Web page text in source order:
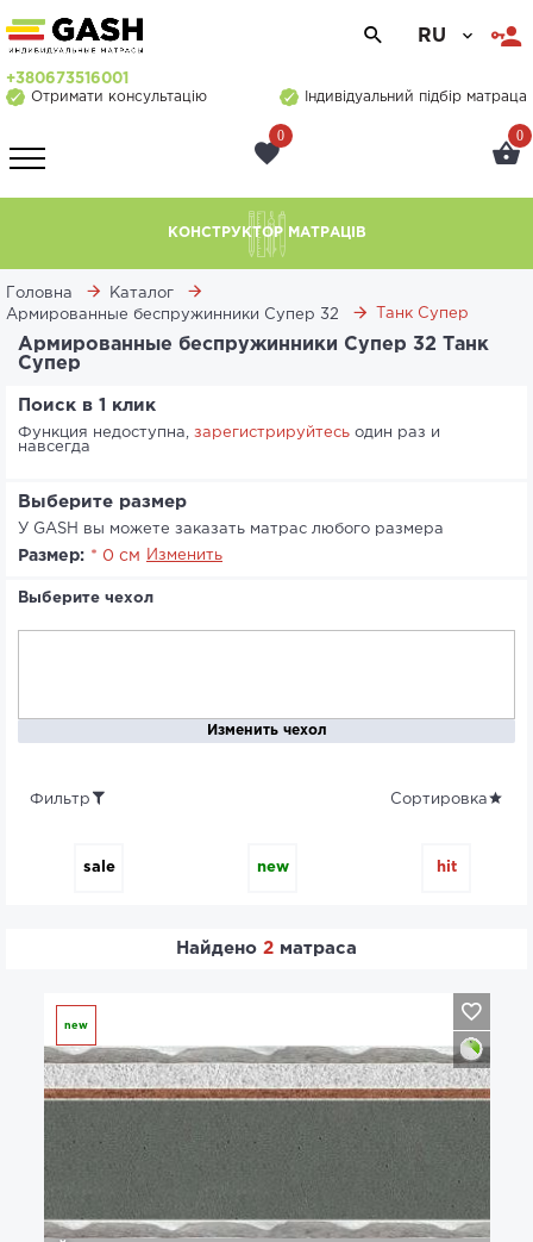
RU
+380673516001
Отримати консультацію
Індивідуальний підбір матраца
0 0
КОНСТРУКТОР МАТРАЦІВ
Головна
Каталог
Армированные беспружинники Супер 32
Танк Супер
Армированные беспружинники Супер 32 Танк
Супер
Поиск в 1 клик
Функция недоступна, зарегистрируйтесь один раз и
навсегда
Выберите размер
У GASH вы можете заказать матрас любого размера
Размер: * 0 см Изменить
Выберите чехол
Изменить чехол
Фильтр Сортировка
sale new hit
Найдено 2 матраса
new